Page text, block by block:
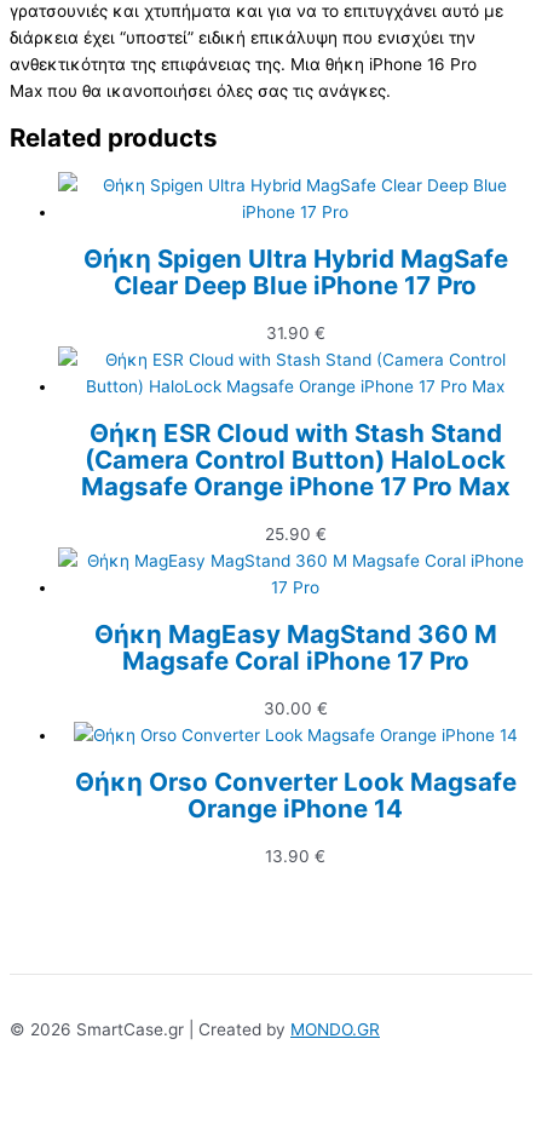
γρατσουνιές και χτυπήματα και για να το επιτυγχάνει αυτό με
διάρκεια έχει “υποστεί” ειδική επικάλυψη που ενισχύει την
ανθεκτικότητα της επιφάνειας της. Μια θήκη iPhone 16 Pro
Max που θα ικανοποιήσει όλες σας τις ανάγκες.
Related products
Θήκη Spigen Ultra Hybrid MagSafe
Clear Deep Blue iPhone 17 Pro
31.90 €
Θήκη ESR Cloud with Stash Stand
(Camera Control Button) HaloLock
Magsafe Orange iPhone 17 Pro Max
25.90 €
Θήκη MagEasy MagStand 360 M
Magsafe Coral iPhone 17 Pro
30.00 €
Θήκη Orso Converter Look Magsafe
Orange iPhone 14
13.90 €
© 2026 SmartCase.gr | Created by MONDO.GR